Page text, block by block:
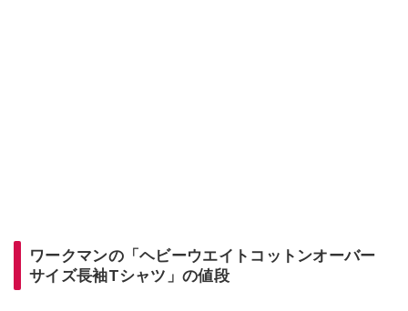
ワークマンの「ヘビーウエイトコットンオーバー
サイズ長袖Tシャツ」の値段